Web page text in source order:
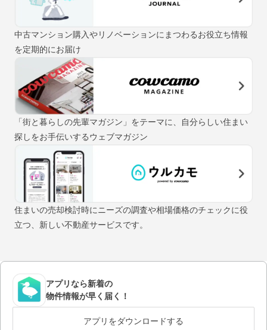
中古マンション購入やリノベーションにまつわるお役立ち情報
を定期的にお届け
「街と暮らしの先輩マガジン」をテーマに、自分らしい住まい
探しをお手伝いするウェブマガジン
住まいの売却検討時にニーズの調査や相場価格のチェックに役
立つ、新しい不動産サービスです。
アプリなら新着の
物件情報が早く届く！
アプリをダウンロードする